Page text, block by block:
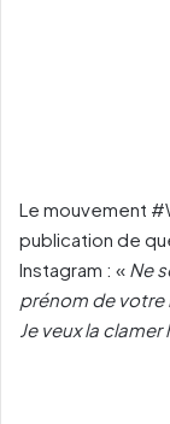
Le mouvement
publication de
Instagram : « Ne
prénom de votre
Je veux la